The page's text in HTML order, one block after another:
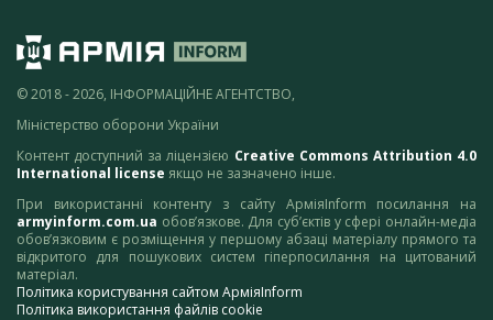
© 2018 - 2026, ІНФОРМАЦІЙНЕ АГЕНТСТВО,
Міністерство оборони України
Контент доступний за ліцензією Creative Commons Attribution 4.0
International license якщо не зазначено інше.
При використанні контенту з сайту АрміяInform посилання на
armyinform.com.ua обов’язкове. Для суб’єктів у сфері онлайн-медіа
обов’язковим є розміщення у першому абзаці матеріалу прямого та
відкритого для пошукових систем гіперпосилання на цитований
матеріал.
Політика користування сайтом АрміяInform
Політика використання файлів cookie